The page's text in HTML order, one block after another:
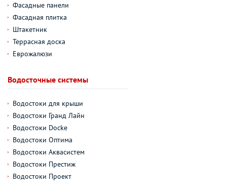
Фасадные панели
Фасадная плитка
Штакетник
Террасная доска
Еврожалюзи
Водосточные системы
Водостоки для крыши
Водостоки Гранд Лайн
Водостоки Docke
Водостоки Оптима
Водостоки Аквасистем
Водостоки Престиж
Водостоки Проект